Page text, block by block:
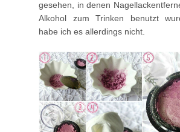
gesehen, in denen
Alkohol zum Trinken benutzt
habe ich es allerdings nicht.